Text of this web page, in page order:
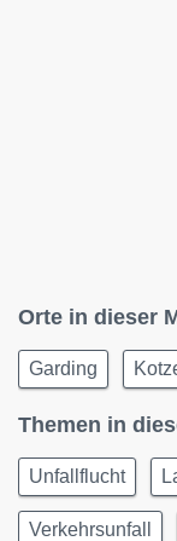
Orte in dieser
Garding
Themen in
Unfallflucht
Verkehrsunfall